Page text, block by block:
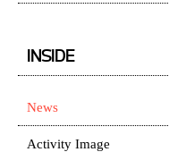
INSIDE
News
Activity Image